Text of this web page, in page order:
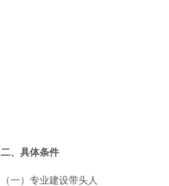
二、具体条件
（一）专业建设带头人